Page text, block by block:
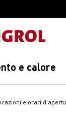
e calore
e orari